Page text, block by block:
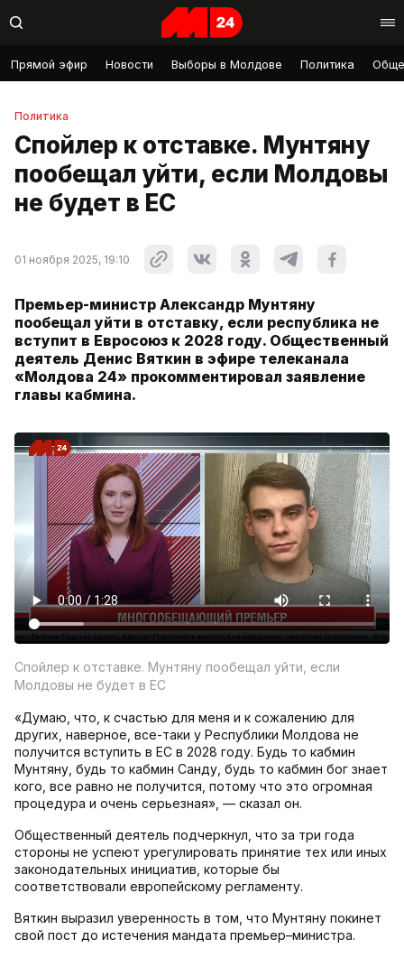
Прямой эфир Новости Выборы в Молдове Политика
Политика
Спойлер к отставке. Мунтяну
пообещал уйти, если Молдовы
не будет в ЕС
01 ноября 2025, 19:10
Премьер-министр Александр Мунтяну
пообещал уйти в отставку, если республика не
вступит в Евросоюз к 2028 году. Общественный
деятель Денис Вяткин в эфире телеканала
«Молдова 24» прокомментировал заявление
главы кабмина.
Спойлер к отставке. Мунтяну пообещал уйти, если
Молдовы не будет в ЕС
«Думаю, что, к счастью для меня и к сожалению для
других, наверное, все-таки у Республики Молдова не
получится вступить в ЕС в 2028 году. Будь то кабмин
Мунтяну, будь то кабмин Санду, будь то кабмин бог знает
кого, все равно не получится, потому что это огромная
процедура и очень серьезная», — сказал он.
Общественный деятель подчеркнул, что за три года
стороны не успеют урегулировать принятие тех или иных
законодательных инициатив, которые бы
соответствовали европейскому регламенту.
Вяткин выразил уверенность в том, что Мунтяну покинет
свой пост до истечения мандата премьер–министра.